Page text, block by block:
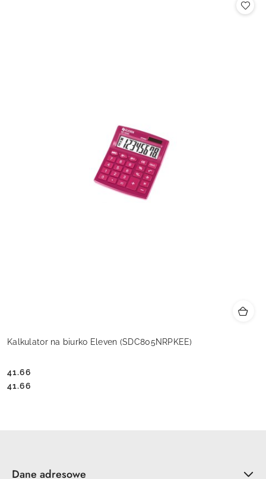
Kalkulator na biurko Eleven (SDC805NRPKEE)
Cena:
41.66
Cena:
41.66
Dane adresowe